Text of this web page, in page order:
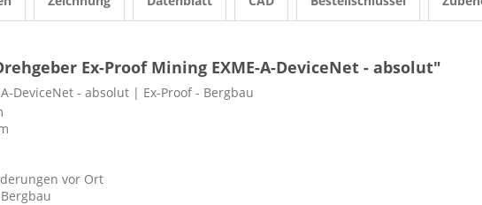
Ex-Proof Mining EXME-A-DeviceNet - absolut"
DeviceNet - absolut | Ex-Proof - Bergbau
vor Ort